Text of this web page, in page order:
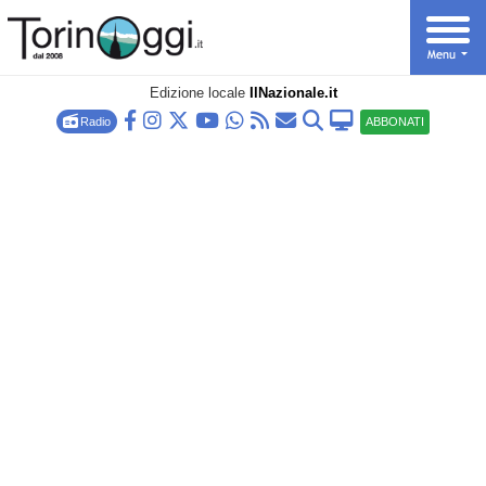
Edizione locale IlNazionale.it
Radio ABBONATI